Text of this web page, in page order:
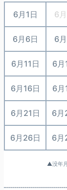
6月1日 6
6月6日 6
6月11日 6月
6月16日 6月
6月21日 6月
6月26日 6月
▲没年